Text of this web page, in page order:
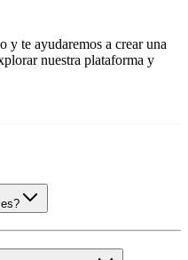
y te ayudaremos a crear una
nuestra plataforma y